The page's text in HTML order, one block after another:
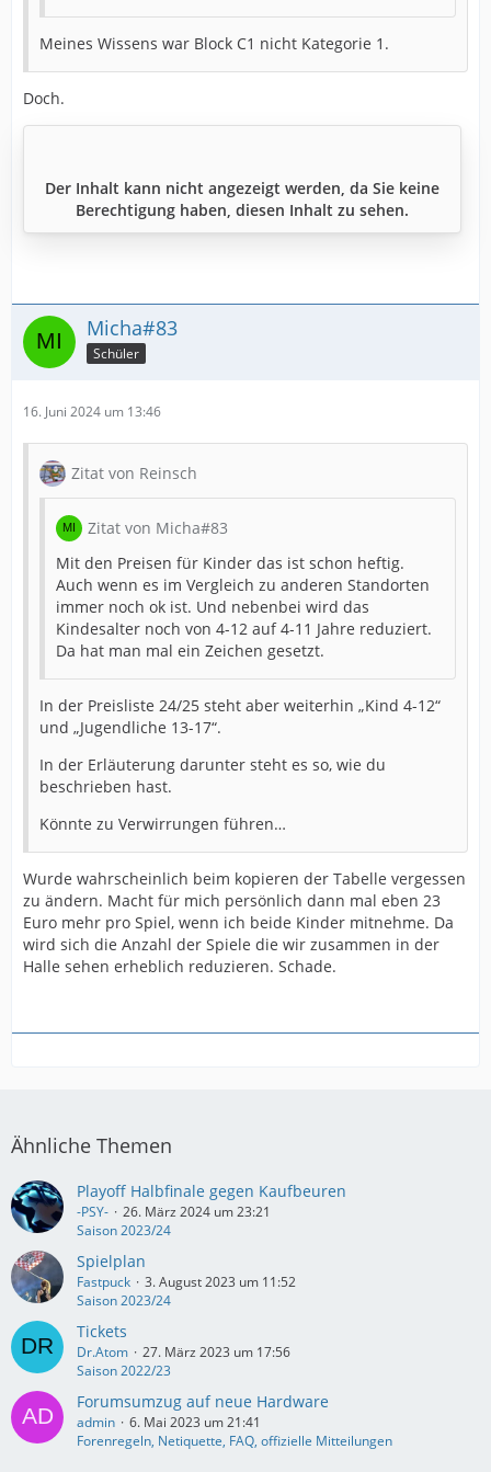
Meines Wissens war Block C1 nicht Kategorie 1.
Doch.
Der Inhalt kann nicht angezeigt werden, da Sie keine
Berechtigung haben, diesen Inhalt zu sehen.
Micha#83
Schüler
16. Juni 2024 um 13:46
Zitat von Reinsch
Zitat von Micha#83
Mit den Preisen für Kinder das ist schon heftig.
Auch wenn es im Vergleich zu anderen Standorten
immer noch ok ist. Und nebenbei wird das
Kindesalter noch von 4-12 auf 4-11 Jahre reduziert.
Da hat man mal ein Zeichen gesetzt.
In der Preisliste 24/25 steht aber weiterhin „Kind 4-12“
und „Jugendliche 13-17“.
In der Erläuterung darunter steht es so, wie du
beschrieben hast.
Könnte zu Verwirrungen führen…
Wurde wahrscheinlich beim kopieren der Tabelle vergessen
zu ändern. Macht für mich persönlich dann mal eben 23
Euro mehr pro Spiel, wenn ich beide Kinder mitnehme. Da
wird sich die Anzahl der Spiele die wir zusammen in der
Halle sehen erheblich reduzieren. Schade.
Ähnliche Themen
Playoff Halbfinale gegen Kaufbeuren
-PSY-
26. März 2024 um 23:21
Saison 2023/24
Spielplan
Fastpuck
3. August 2023 um 11:52
Saison 2023/24
Tickets
Dr.Atom
27. März 2023 um 17:56
Saison 2022/23
Forumsumzug auf neue Hardware
admin
6. Mai 2023 um 21:41
Forenregeln, Netiquette, FAQ, offizielle Mitteilungen